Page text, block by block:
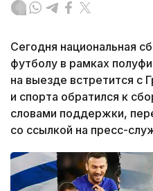
Сегодня национальная
футболу в рамках
на выезде встретится с
и спорта обратился к
словами поддержки,
со ссылкой на пресс-